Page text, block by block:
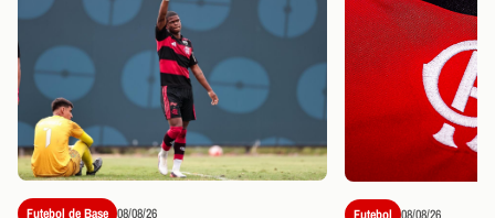
Futebol de Base 08/08/26 Futebol 08/08/26